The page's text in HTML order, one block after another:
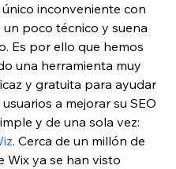
único inconveniente con
un poco técnico y suena
Es por ello que hemos
una herramienta muy
y gratuita para ayudar
a mejorar su SEO
y de una sola vez:
. Cerca de un millón de
Wix ya se han visto